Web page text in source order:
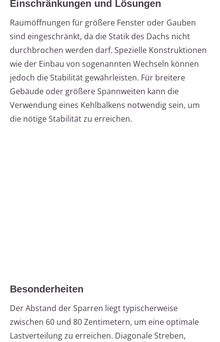
Einschränkungen und Lösungen
Raumöffnungen für größere Fenster oder Gauben
sind eingeschränkt, da die Statik des Dachs nicht
durchbrochen werden darf. Spezielle Konstruktionen
wie der Einbau von sogenannten Wechseln können
jedoch die Stabilität gewährleisten. Für breitere
Gebäude oder größere Spannweiten kann die
Verwendung eines Kehlbalkens notwendig sein, um
die nötige Stabilität zu erreichen.
Besonderheiten
Der Abstand der Sparren liegt typischerweise
zwischen 60 und 80 Zentimetern, um eine optimale
Lastverteilung zu erreichen. Diagonale Streben,